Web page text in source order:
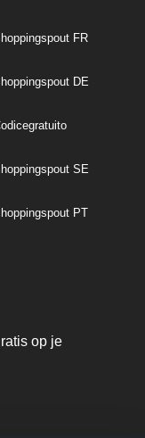
FR
DE
SE
PT
op je